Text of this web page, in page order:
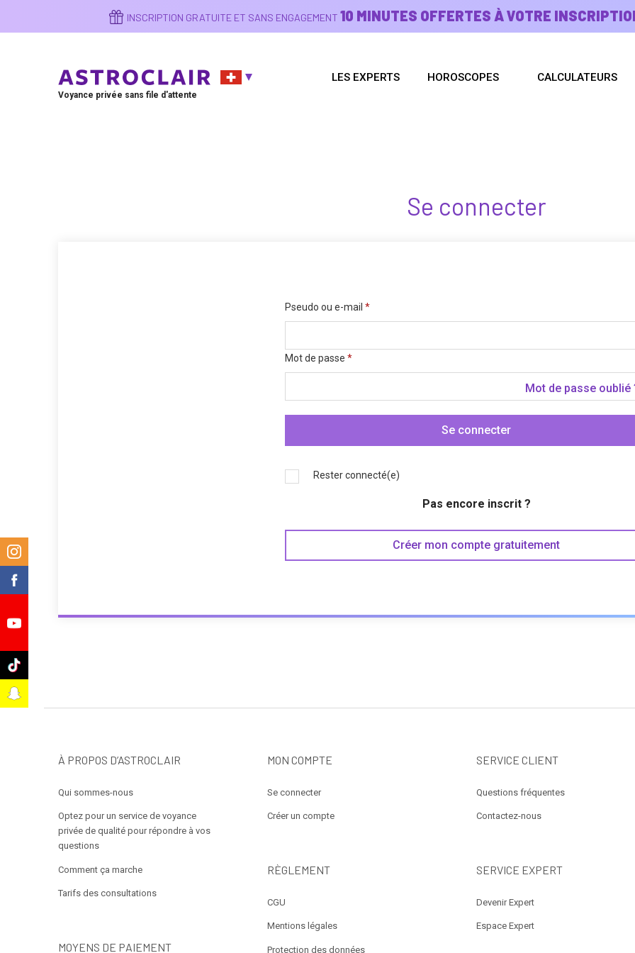
contenu
INSCRIPTION GRATUITE ET SANS ENGAGEMENT 10 MINUTES OFFERTES À VOTRE
Voyance privée sans file d'attente
LES EXPERTS HOROSCOPES CALCULATEURS
Se connecter
Pseudo ou e-mail *
Mot de passe *
Mot de passe oublié
Se connecter
Rester connecté(e)
Pas encore inscrit ?
Créer mon compte gratuitement
À PROPOS D’ASTROCLAIR
Qui sommes-nous
Optez pour un service de voyance
privée de qualité pour répondre à vos
questions
Comment ça marche
Tarifs des consultations
MOYENS DE PAIEMENT
MON COMPTE
Se connecter
Créer un compte
RÈGLEMENT
CGU
Mentions légales
Protection des données
SERVICE CLIENT
Questions fréquentes
Contactez-nous
SERVICE EXPERT
Devenir Expert
Espace Expert